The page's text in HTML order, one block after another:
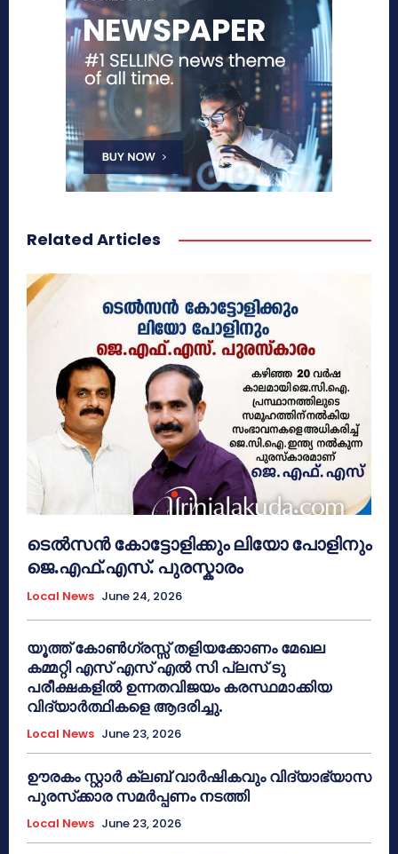
Related Articles
ടെൽസൻ കോട്ടോളിക്കും ലിയോ പോളിനും
ജെ.എഫ്.എസ്. പുരസ്കാരം
Local News June 24, 2026
യൂത്ത് കോൺഗ്രസ്സ് തളിയക്കോണം മേഖല
കമ്മറ്റി എസ് എസ് എൽ സി പ്ലസ് ടു
പരീക്ഷകളിൽ ഉന്നതവിജയം കരസ്ഥമാക്കിയ
വിദ്യാർത്ഥികളെ ആദരിച്ചു.
Local News June 23, 2026
ഊരകം സ്റ്റാർ ക്ലബ് വാർഷികവും വിദ്യാഭ്യാസ
പുരസ്‌ക്കാര സമർപ്പണം നടത്തി
Local News June 23, 2026